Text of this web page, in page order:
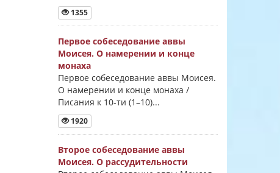
1355
Первое собеседование аввы
Моисея. О намерении и конце
монаха
Первое собеседование аввы Моисея.
О намерении и конце монаха /
Писания к 10-ти (1–10)...
1920
Второе собеседование аввы
Моисея. О рассудительности